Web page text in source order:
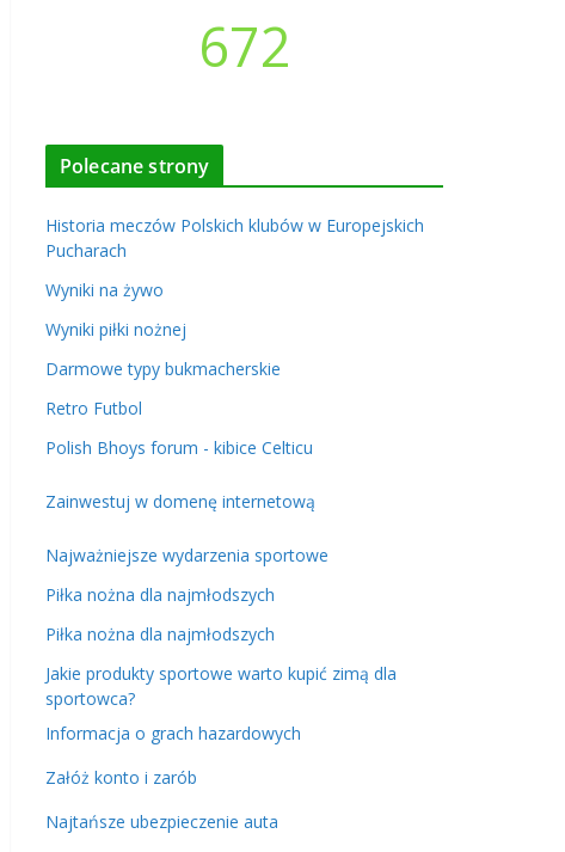
672
Polecane strony
Historia meczów Polskich klubów w Europejskich
Pucharach
Wyniki na żywo
Wyniki piłki nożnej
Darmowe typy bukmacherskie
Retro Futbol
Polish Bhoys forum - kibice Celticu
Zainwestuj w domenę internetową
Najważniejsze wydarzenia sportowe
Piłka nożna dla najmłodszych
Piłka nożna dla najmłodszych
Jakie produkty sportowe warto kupić zimą dla
sportowca?
Informacja o grach hazardowych
Załóż konto i zarób
Najtańsze ubezpieczenie auta